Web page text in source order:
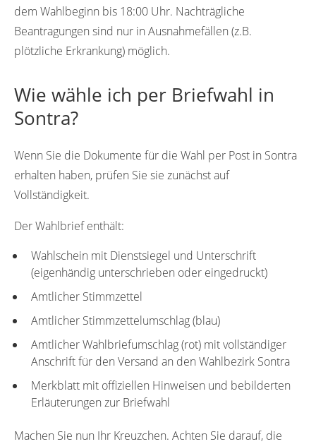
dem Wahlbeginn bis 18:00 Uhr. Nachträgliche
Beantragungen sind nur in Ausnahmefällen (z.B.
plötzliche Erkrankung) möglich.
Wie wähle ich per Briefwahl in
Sontra?
Wenn Sie die Dokumente für die Wahl per Post in Sontra
erhalten haben, prüfen Sie sie zunächst auf
Vollständigkeit.
Der Wahlbrief enthält:
Wahlschein mit Dienstsiegel und Unterschrift
(eigenhändig unterschrieben oder eingedruckt)
Amtlicher Stimmzettel
Amtlicher Stimmzettelumschlag (blau)
Amtlicher Wahlbriefumschlag (rot) mit vollständiger
Anschrift für den Versand an den Wahlbezirk Sontra
Merkblatt mit offiziellen Hinweisen und bebilderten
Erläuterungen zur Briefwahl
Machen Sie nun Ihr Kreuzchen. Achten Sie darauf, die